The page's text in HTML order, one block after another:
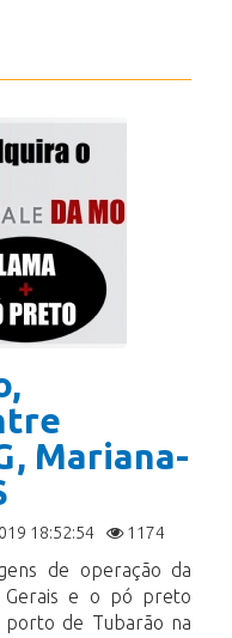
Mariana-
18:52:54 1174
de operação da
e o pó preto
de Tubarão na